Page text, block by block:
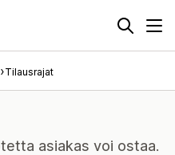
Tilausrajat
asiakas voi ostaa.